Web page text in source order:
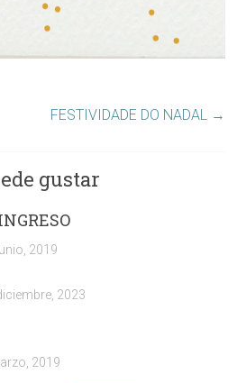
FESTIVIDADE DO NADAL →
gustar
2019
2023
2019